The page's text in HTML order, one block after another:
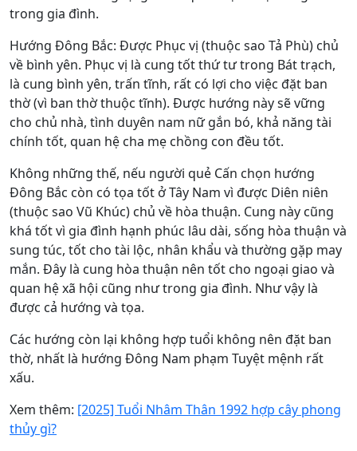
trong gia đình.
Hướng Đông Bắc: Được Phục vị (thuộc sao Tả Phù) chủ
về bình yên. Phục vị là cung tốt thứ tư trong Bát trạch,
là cung bình yên, trấn tĩnh, rất có lợi cho việc đặt ban
thờ (vì ban thờ thuộc tĩnh). Được hướng này sẽ vững
cho chủ nhà, tình duyên nam nữ gắn bó, khả năng tài
chính tốt, quan hệ cha mẹ chồng con đều tốt.
Không những thế, nếu người quẻ Cấn chọn hướng
Đông Bắc còn có tọa tốt ở Tây Nam vì được Diên niên
(thuộc sao Vũ Khúc) chủ về hòa thuận. Cung này cũng
khá tốt vì gia đình hạnh phúc lâu dài, sống hòa thuận và
sung túc, tốt cho tài lộc, nhân khẩu và thường gặp may
mắn. Đây là cung hòa thuận nên tốt cho ngoại giao và
quan hệ xã hội cũng như trong gia đình. Như vậy là
được cả hướng và tọa.
Các hướng còn lại không hợp tuổi không nên đặt ban
thờ, nhất là hướng Đông Nam phạm Tuyệt mệnh rất
xấu.
Xem thêm: [2025] Tuổi Nhâm Thân 1992 hợp cây phong
thủy gì?